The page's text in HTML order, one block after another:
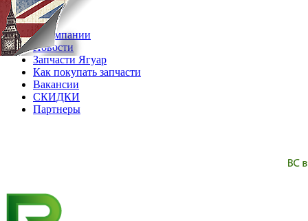
08.08.2026
О компании
Новости
Запчасти Ягуар
Как покупать запчасти
Вакансии
СКИДКИ
Партнеры